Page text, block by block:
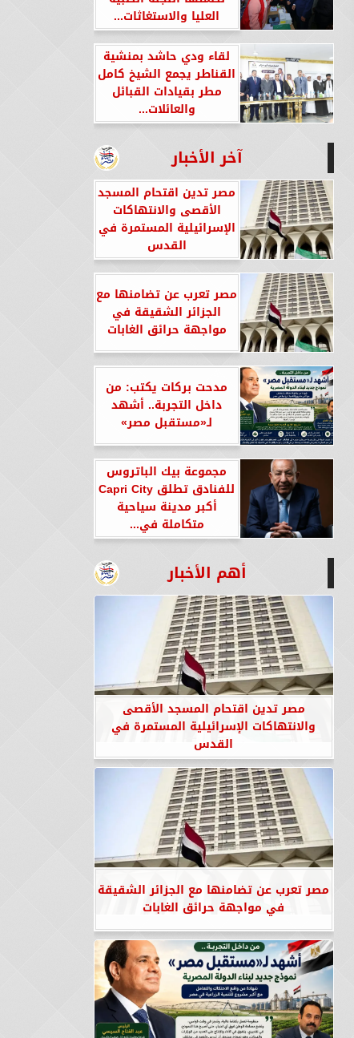
العليا والاستغاثات...
لقاء ودي حاشد بمنشية
القناطر يجمع الشيخ كامل
مطر بقيادات القبائل
والعائلات...
آخر الأخبار
مصر تدين اقتحام المسجد
الأقصى والانتهاكات
الإسرائيلية المستمرة في
القدس
مصر تعرب عن تضامنها مع
الجزائر الشقيقة في
مواجهة حرائق الغابات
مدحت بركات يكتب: من
داخل التجربة.. أشهد
لـ«مستقبل مصر»
مجموعة بيك الباتروس
للفنادق تطلق Capri City
أكبر مدينة سياحية
متكاملة في...
أهم الأخبار
مصر تدين اقتحام المسجد الأقصى
والانتهاكات الإسرائيلية المستمرة في
القدس
مصر تعرب عن تضامنها مع الجزائر الشقيقة
في مواجهة حرائق الغابات